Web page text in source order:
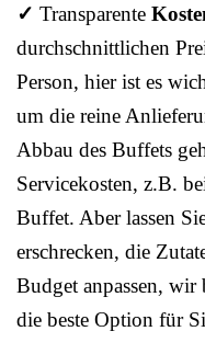
✓ Transparente
durchschnittlichen
Person, hier ist es
um die reine
Abbau des Buffets
Servicekosten, z.B.
Buffet. Aber lassen
erschrecken, die
Budget anpassen, wir
die beste Option für